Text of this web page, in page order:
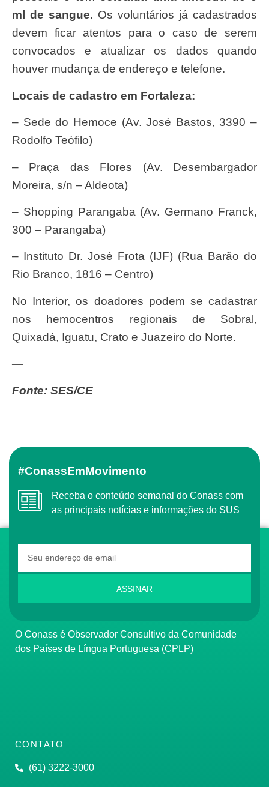
ml de sangue. Os voluntários já cadastrados
devem ficar atentos para o caso de serem
convocados e atualizar os dados quando
houver mudança de endereço e telefone.
Locais de cadastro em Fortaleza:
– Sede do Hemoce (Av. José Bastos, 3390 –
Rodolfo Teófilo)
– Praça das Flores (Av. Desembargador
Moreira, s/n – Aldeota)
– Shopping Parangaba (Av. Germano Franck,
300 – Parangaba)
– Instituto Dr. José Frota (IJF) (Rua Barão do
Rio Branco, 1816 – Centro)
No Interior, os doadores podem se cadastrar
nos hemocentros regionais de Sobral,
Quixadá, Iguatu, Crato e Juazeiro do Norte.
—
Fonte: SES/CE
#ConassEmMovimento
Receba o conteúdo semanal do Conass com
as principais notícias e informações do SUS
ASSINAR
O Conass é Observador Consultivo da Comunidade
dos Países de Língua Portuguesa (CPLP)
CONTATO
(61) 3222-3000